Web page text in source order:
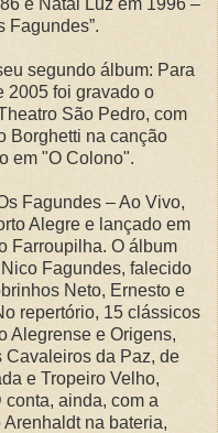
Fagundes”.
segundo álbum: Para
2005 foi gravado o
São Pedro, com
Borghetti na canção
em "O Colono".
– Ao Vivo,
Alegre e lançado em
Farroupilha. O álbum
Fagundes, falecido
Neto, Ernesto e
repertório, 15 clássicos
Alegrense e Origens,
Cavaleiros da Paz, de
e Tropeiro Velho,
ainda, com a
na bateria,